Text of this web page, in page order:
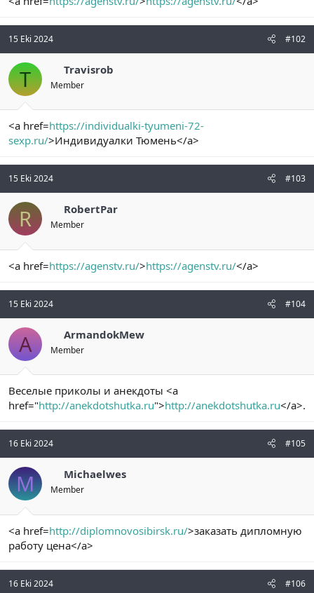
t
n
i
i
15 Eki 2024 #102
T Travisrob
Member
<a href=https://individualki-tyumeni-72-
sexp.ru/>Индивидуалки Тюмень</a>
15 Eki 2024 #103
R RobertPar
Member
<a href=https://agenstv.ru/>https://agenstv.ru/</a>
15 Eki 2024 #104
A ArmandokMew
Member
Веселые приколы и анекдоты <a
href="http://anekdotshutka.ru">http://anekdotshutka.ru</a>.
16 Eki 2024 #105
M Michaelwes
Member
<a href=http://diplomnovosibirsk.ru/>заказать дипломную
работу цена</a>
16 Eki 2024 #106